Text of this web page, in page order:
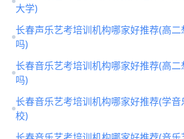
大学)
长春声乐艺考培训机构哪家好推荐(高
吗)
长春音乐艺考培训机构哪家好推荐(高
吗)
长春音乐艺考培训机构哪家好推荐(学
校)